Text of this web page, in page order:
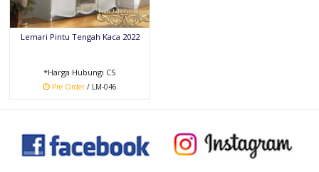
Lemari Pintu Tengah Kaca 2022
*Harga Hubungi CS
Pre Order/ LM-046